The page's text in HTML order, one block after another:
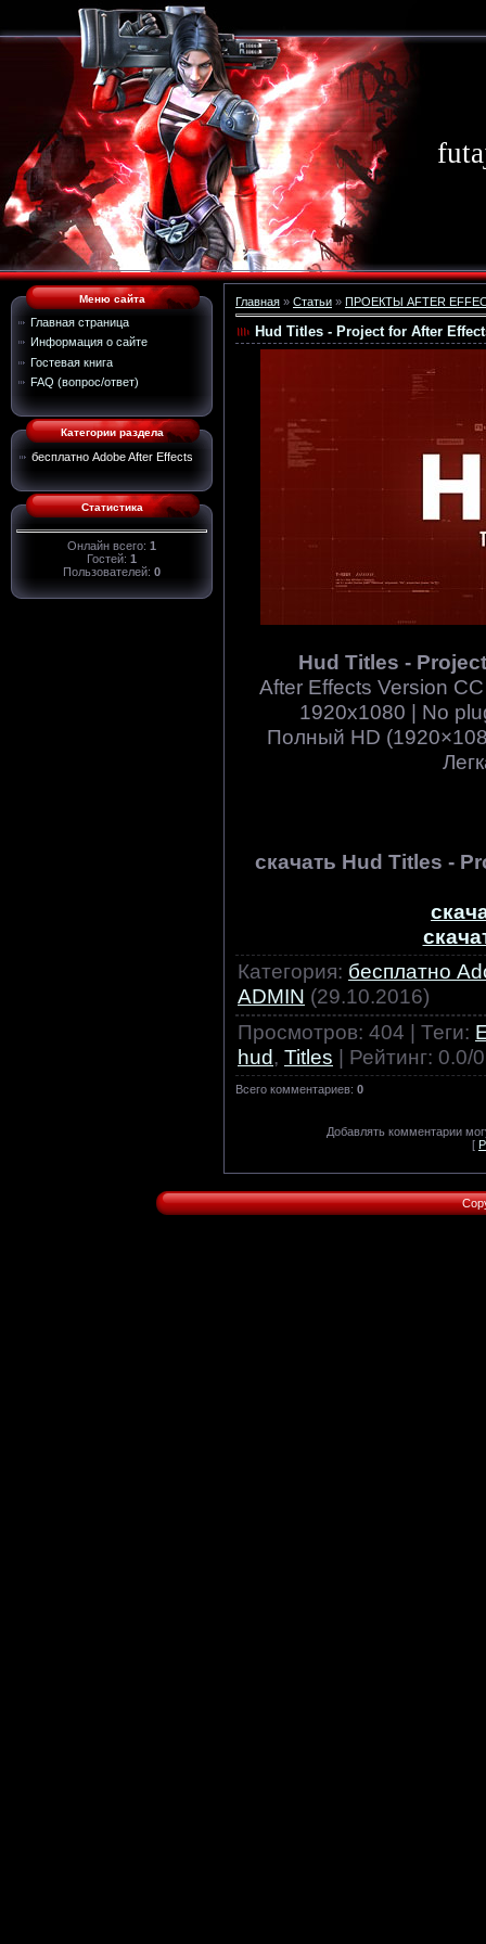
Меню сайта
Главная страница
Информация о сайте
Гостевая книга
FAQ (вопрос/ответ)
Категории раздела
бесплатно Adobe After Effects
Статистика
Онлайн всего: 1
Гостей: 1
Пользователей: 0
Главная » Статьи » ПРОЕКТЫ AFTER
Hud Titles - Project for After
Hud Titles -
After Effects Version
1920x1080 | No
Полный HD
скачать Hud Titles -
Категория: бесплатно
ADMIN (29.10.2016)
Просмотров: 404 | Теги:
hud, Titles | Рейтинг: 0.0/0
Всего комментариев: 0
Добавлять комментарии
[